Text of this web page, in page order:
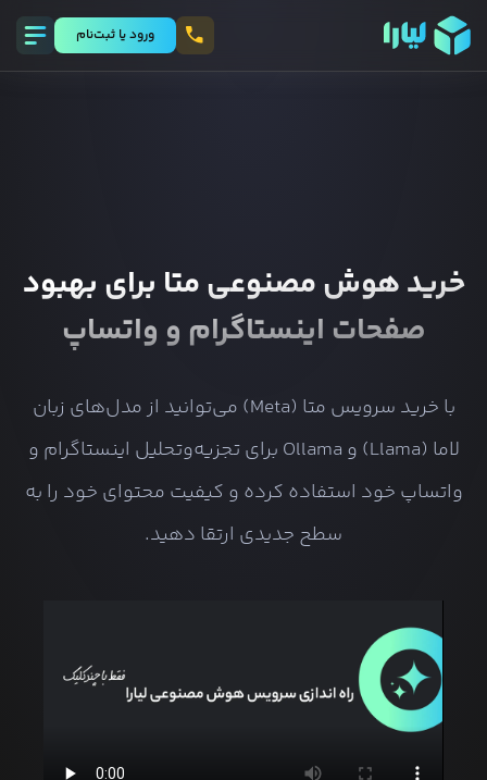
ورود يا ثبت‌نام
خرید هوش مصنوعی متا برای بهبود
صفحات اینستاگرام و واتساپ
با خرید سرویس متا (Meta) می‌توانید از مدل‌های زبان
لاما (Llama) و Ollama برای تجزیه‌وتحلیل اینستاگرام و
واتساپ خود استفاده کرده و کیفیت محتوای خود را به
سطح جدیدی ارتقا دهید.